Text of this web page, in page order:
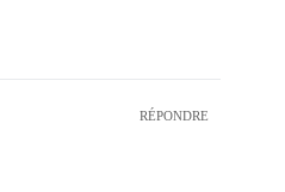
RÉPONDRE